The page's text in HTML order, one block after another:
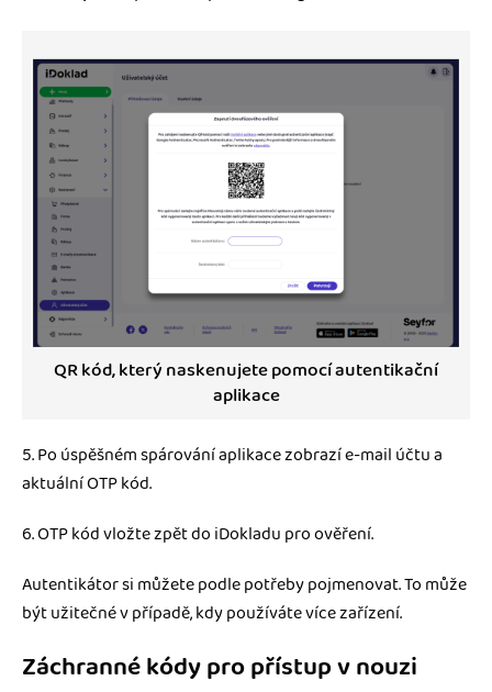
QR kód, který naskenujete pomocí autentikační
aplikace
5. Po úspěšném spárování aplikace zobrazí e-mail účtu a
aktuální OTP kód.
6. OTP kód vložte zpět do iDokladu pro ověření.
Autentikátor si můžete podle potřeby pojmenovat. To může
být užitečné v případě, kdy používáte více zařízení.
Záchranné kódy pro přístup v nouzi